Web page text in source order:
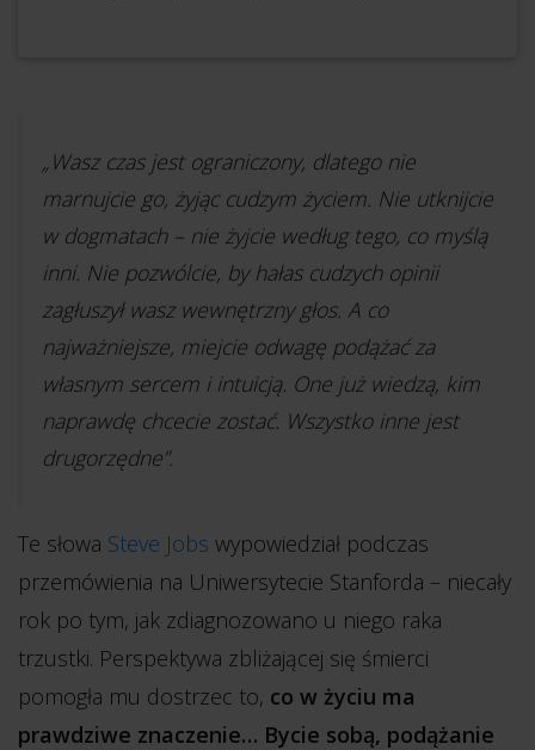
„Wasz czas jest ograniczony, dlatego nie
marnujcie go, żyjąc cudzym życiem. Nie utknijcie
w dogmatach – nie żyjcie według tego, co myślą
inni. Nie pozwólcie, by hałas cudzych opinii
zagłuszył wasz wewnętrzny głos. A co
najważniejsze, miejcie odwagę podążać za
własnym sercem i intuicją. One już wiedzą, kim
naprawdę chcecie zostać. Wszystko inne jest
drugorzędne”.
Te słowa Steve Jobs wypowiedział podczas
przemówienia na Uniwersytecie Stanforda – niecały
rok po tym, jak zdiagnozowano u niego raka
trzustki. Perspektywa zbliżającej się śmierci
pomogła mu dostrzec to, co w życiu ma
prawdziwe znaczenie… Bycie sobą, podążanie